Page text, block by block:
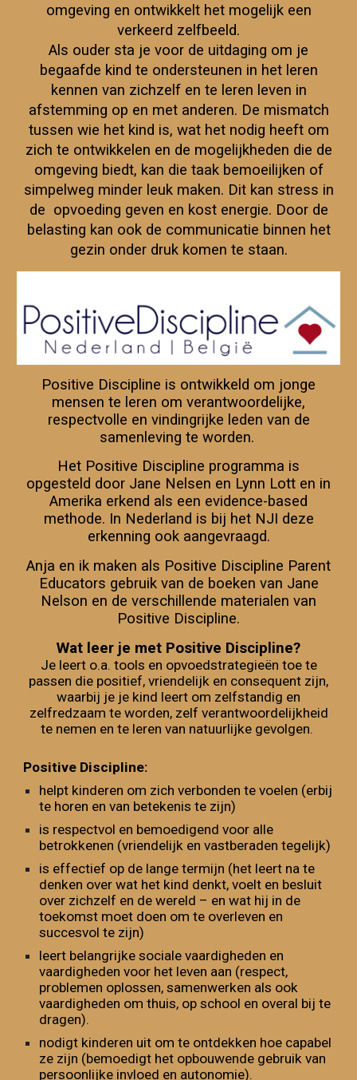
omgeving en ontwikkelt het mogelijk een
verkeerd zelfbeeld.
Als ouder sta je voor de uitdaging om je
begaafde kind te ondersteunen in het leren
kennen van zichzelf en te leren leven in
afstemming op en met anderen. De mismatch
tussen wie het kind is, wat het nodig heeft om
zich te ontwikkelen en de mogelijkheden die de
omgeving biedt, kan die taak bemoeilijken of
simpelweg minder leuk maken. Dit kan stress in
de opvoeding geven en kost energie. Door de
belasting kan ook de communicatie binnen het
gezin onder druk komen te staan.
Positive Discipline is ontwikkeld om jonge
mensen te leren om verantwoordelijke,
respectvolle en vindingrijke leden van de
samenleving te worden.
Het Positive Discipline programma is
opgesteld door Jane Nelsen en Lynn Lott en in
Amerika erkend als een evidence-based
methode. In Nederland is bij het NJI deze
erkenning ook aangevraagd.
Anja en ik maken als Positive Discipline Parent
Educators gebruik van de boeken van Jane
Nelson en de verschillende materialen van
Positive Discipline.
Wat leer je met Positive Discipline?
Je leert o.a. tools en opvoedstrategieën toe te
passen die positief, vriendelijk en consequent zijn,
waarbij je je kind leert om zelfstandig en
zelfredzaam te worden, zelf verantwoordelijkheid
te nemen en te leren van natuurlijke gevolgen.
Positive Discipline:
helpt kinderen om zich verbonden te voelen (erbij
te horen en van betekenis te zijn)
is respectvol en bemoedigend voor alle
betrokkenen (vriendelijk en vastberaden tegelijk)
is effectief op de lange termijn (het leert na te
denken over wat het kind denkt, voelt en besluit
over zichzelf en de wereld – en wat hij in de
toekomst moet doen om te overleven en
succesvol te zijn)
leert belangrijke sociale vaardigheden en
vaardigheden voor het leven aan (respect,
problemen oplossen, samenwerken als ook
vaardigheden om thuis, op school en overal bij te
dragen).
nodigt kinderen uit om te ontdekken hoe capabel
ze zijn (bemoedigt het opbouwende gebruik van
persoonlijke invloed en autonomie).